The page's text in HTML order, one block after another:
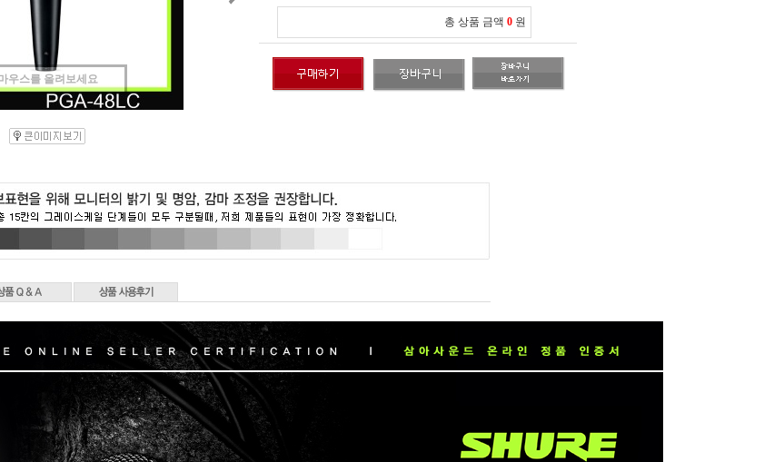
우스를 올려보세요
총 상품 금액 0 원